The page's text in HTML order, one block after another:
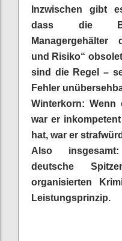
Inzwischen gibt
dass die
Managergehälter
und Risiko“
sind die Regel –
Fehler
Winterkorn:
war er
hat, war er
Also
deutsche
organisierten
Leistungsprinzip.